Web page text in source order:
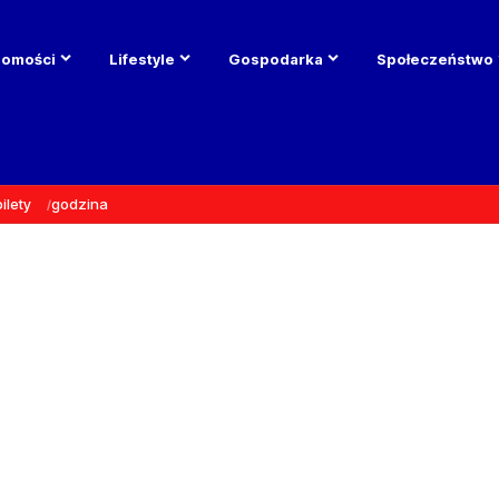
Lifestyle Gospodarka Społeczeństwo
godzina